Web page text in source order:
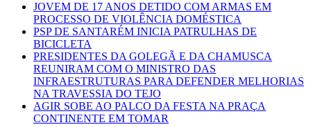
JOVEM DE 17 ANOS DETIDO COM ARMAS EM
PROCESSO DE VIOLÊNCIA DOMÉSTICA
PSP DE SANTARÉM INICIA PATRULHAS DE
BICICLETA
PRESIDENTES DA GOLEGÃ E DA CHAMUSCA
REUNIRAM COM O MINISTRO DAS
INFRAESTRUTURAS PARA DEFENDER MELHORIAS
NA TRAVESSIA DO TEJO
AGIR SOBE AO PALCO DA FESTA NA PRAÇA
CONTINENTE EM TOMAR